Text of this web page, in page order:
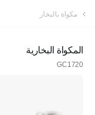
مكواة بالبخار
المكواة البخارية
GC1720